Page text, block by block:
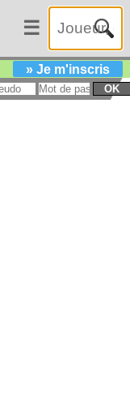
☰
» Je m'inscris
OK